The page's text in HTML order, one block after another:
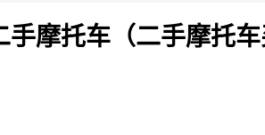
手摩托车（二手摩托车